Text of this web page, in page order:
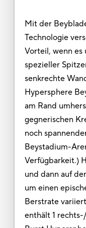
Mit der
Technologie
Vorteil, wenn es
spezieller
senkrechte
Hypersphere
am Rand
gegnerischen
noch
Beystadium-
Verfügbarkeit.)
und dann auf
um einen
Berstrate
enthält 1